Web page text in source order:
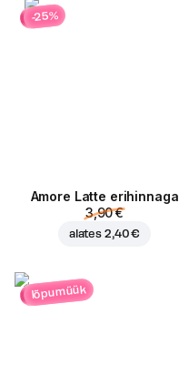
-25%
Amore Latte erihinnaga
3,90 €
alates 2,40 €
lõpumüük